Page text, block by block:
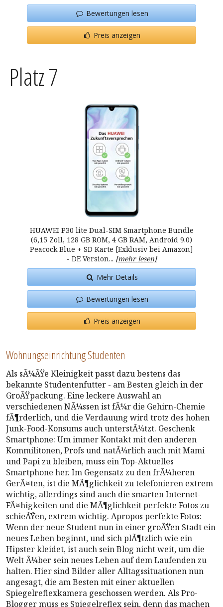
Bewertungen lesen
Preis anzeigen
Platz 7
HUAWEI P30 lite Dual-SIM Smartphone Bundle
(6,15 Zoll, 128 GB ROM, 4 GB RAM, Android 9.0)
Peacock Blue + SD Karte [Exklusiv bei Amazon]
- DE Version... [mehr lesen]
Mehr Details
Bewertungen lesen
Preis anzeigen
Wohnungseinrichtung Studenten
Als sÃ¼ÃŸe Kleinigkeit passt dazu bestens das
bekannte Studentenfutter - am Besten gleich in der
GroÃŸpackung. Eine leckere Auswahl an
verschiedenen NÃ¼ssen ist fÃ¼r die Gehirn-Chemie
fÃ¶rderlich, und die Verdauung wird trotz des hohen
Junk-Food-Konsums auch unterstÃ¼tzt. Geschenk
Smartphone: Um immer Kontakt mit den anderen
Kommilitonen, Profs und natÃ¼rlich auch mit Mami
und Papi zu bleiben, muss ein Top-Aktuelles
Smartphone her. Im Gegensatz zu den frÃ¼heren
GerÃ¤ten, ist die MÃ¶glichkeit zu telefonieren extrem
wichtig, allerdings sind auch die smarten Internet-
FÃ¤higkeiten und die MÃ¶glichkeit perfekte Fotos zu
schieÃŸen, extrem wichtig. Apropos perfekte Fotos:
Wenn der neue Student nun in einer groÃŸen Stadt ein
neues Leben beginnt, und sich plÃ¶tzlich wie ein
Hipster kleidet, ist auch sein Blog nicht weit, um die
Welt Ã¼ber sein neues Leben auf dem Laufenden zu
halten. Hier sind Bilder aller Alltagssituationen nun
angesagt, die am Besten mit einer aktuellen
Spiegelreflexkamera geschossen werden. Als Pro-
Blogger muss es Spiegelreflex sein, denn das machen